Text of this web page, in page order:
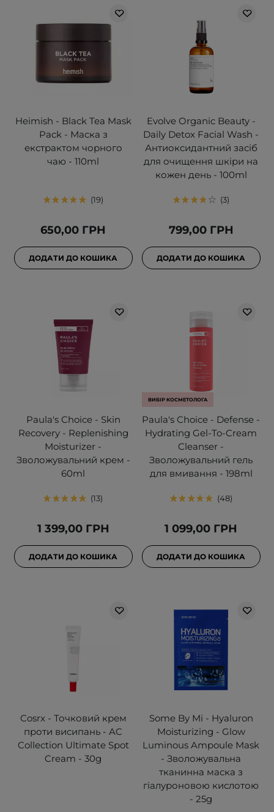
Heimish - Black Tea Mask
Pack - Маска з
екстрактом чорного
чаю - 110ml
19
650,00 ГРН
ДОДАТИ ДО КОШИКА
Evolve Organic Beauty -
Daily Detox Facial Wash -
Антиоксидантний засіб
для очищення шкіри на
кожен день - 100ml
3
799,00 ГРН
ДОДАТИ ДО КОШИКА
Paula's Choice - Skin
Recovery - Replenishing
Moisturizer -
Зволожувальний крем -
60ml
13
1 399,00 ГРН
ДОДАТИ ДО КОШИКА
ВИБІР КОСМЕТОЛОГА
Paula's Choice - Defense -
Hydrating Gel-To-Cream
Cleanser -
Зволожувальний гель
для вмивання - 198ml
48
1 099,00 ГРН
ДОДАТИ ДО КОШИКА
Cosrx - Точковий крем
проти висипань - AC
Collection Ultimate Spot
Cream - 30g
Some By Mi - Hyaluron
Moisturizing - Glow
Luminous Ampoule Mask
- Зволожувальна
тканинна маска з
гіалуроновою кислотою
- 25g